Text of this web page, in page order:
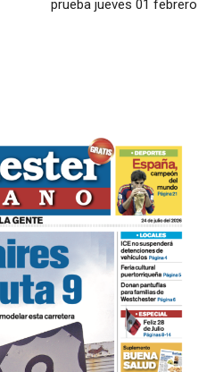
prueba jueves 01 febrero